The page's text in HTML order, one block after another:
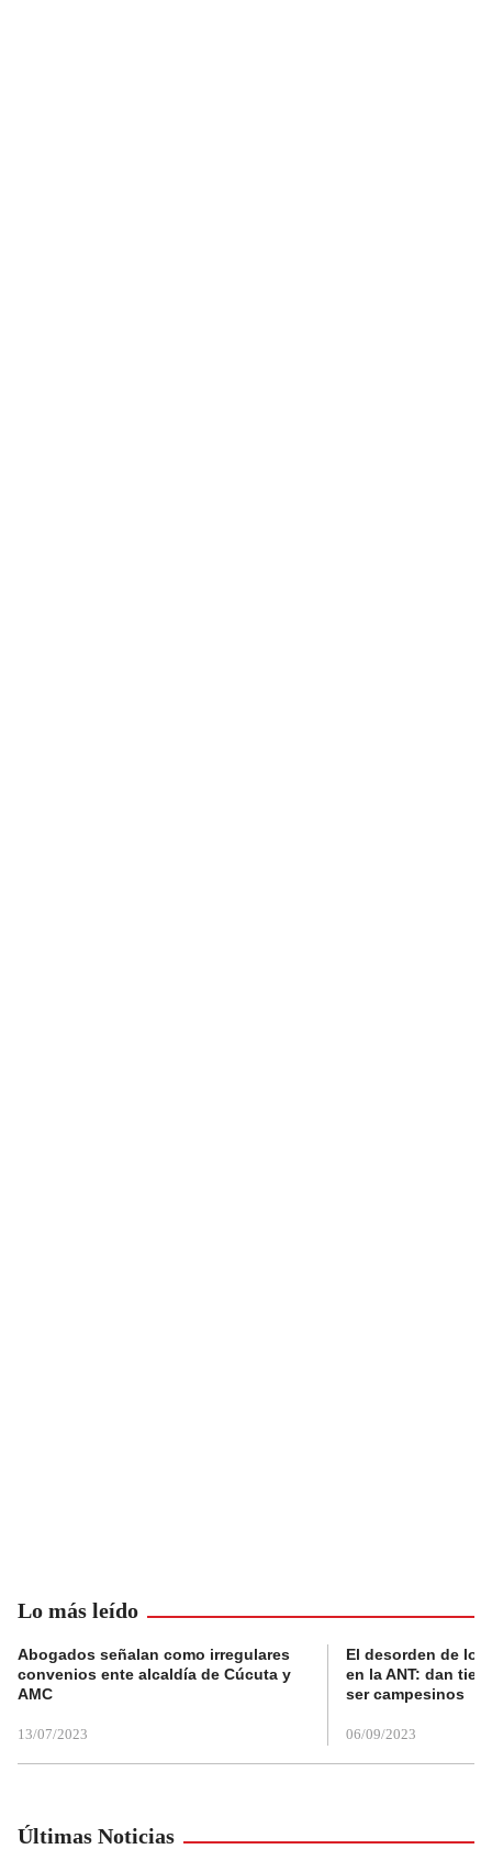
Lo más leído
Abogados señalan como irregulares
convenios ente alcaldía de Cúcuta y
AMC
13/07/2023
El desorden de
en la ANT: dan
ser campesinos
06/09/2023
Últimas Noticias